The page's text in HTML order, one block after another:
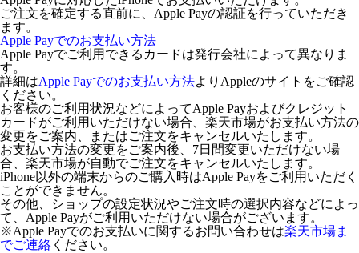
ご注文を確定する直前に、Apple Payの認証を行っていただき
ます。
Apple Payでのお支払い方法
Apple Payでご利用できるカードは発行会社によって異なりま
す。
詳細はApple Payでのお支払い方法よりAppleのサイトをご確認
ください。
お客様のご利用状況などによってApple Payおよびクレジット
カードがご利用いただけない場合、楽天市場がお支払い方法の
変更をご案内、またはご注文をキャンセルいたします。
お支払い方法の変更をご案内後、7日間変更いただけない場
合、楽天市場が自動でご注文をキャンセルいたします。
iPhone以外の端末からのご購入時はApple Payをご利用いただく
ことができません。
その他、ショップの設定状況やご注文時の選択内容などによっ
て、Apple Payがご利用いただけない場合がございます。
※Apple Payでのお支払いに関するお問い合わせは楽天市場ま
でご連絡 ください。